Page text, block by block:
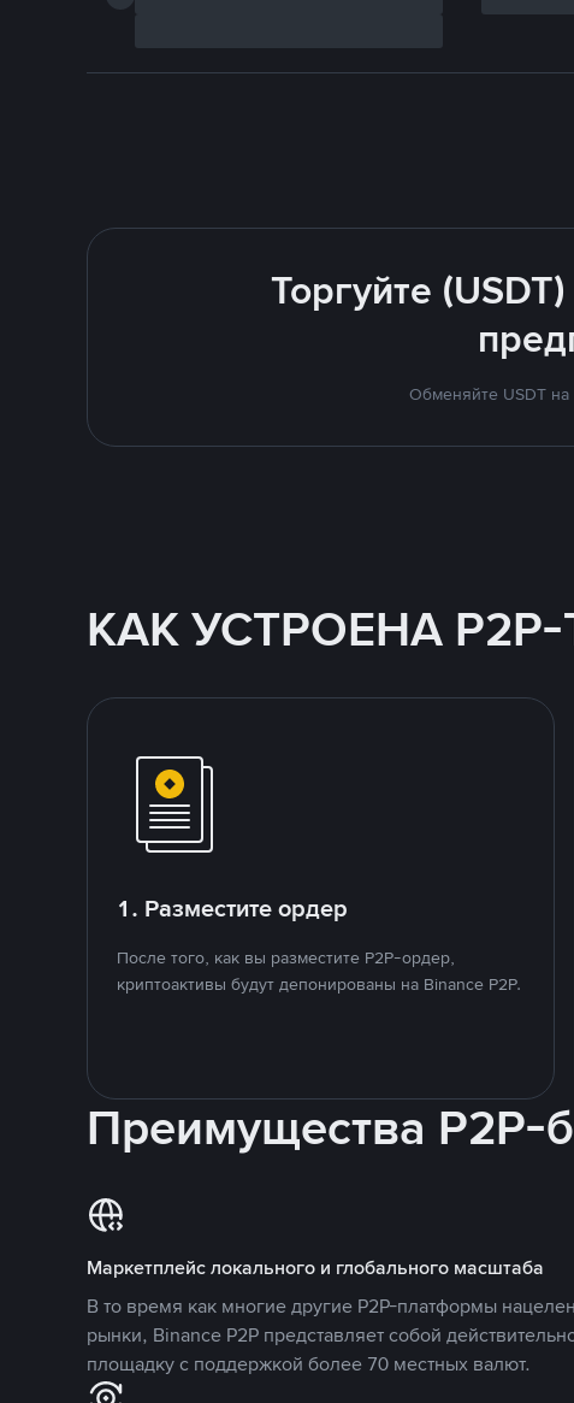
Торгуйте
Обменяйте USDT на
КАК УСТРОЕНА
1. Разместите ордер
После того, как вы разместите P2P-ордер,
криптоактивы будут депонированы на Binance P2P.
Преимущества P2P-
Маркетплейс локального и глобального масштаба
В то время как многие другие P2P-платформы
рынки, Binance P2P представляет собой
площадку с поддержкой более 70 местных валют.